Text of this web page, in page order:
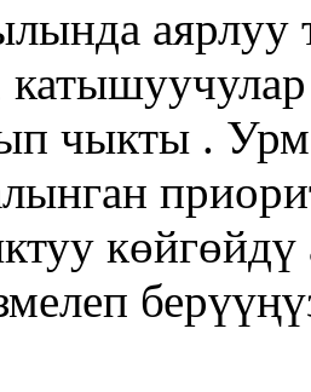
аярлуу
чыкты .
көйгөйдү